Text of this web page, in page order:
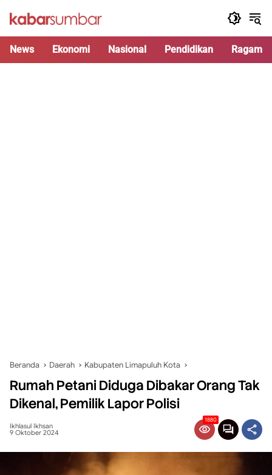
News Ekonomi Nasional Pendidikan Ragam
Beranda Daerah Kabupaten Limapuluh Kota
Rumah Petani Diduga Dibakar Orang Tak
Dikenal, Pemilik Lapor Polisi
Ikhlasul Ikhsan
9 Oktober 2024
1880